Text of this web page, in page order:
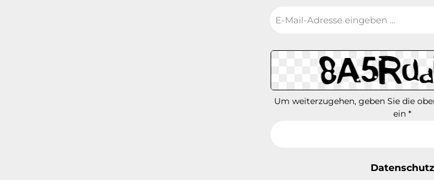
Mail-
*
Um weiterzugehen, geben Sie die
ein *
Datenschutz